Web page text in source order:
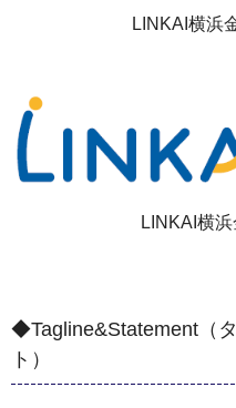
LINKAI横浜
LINKAI横
◆Tagline&Statement（
ト）